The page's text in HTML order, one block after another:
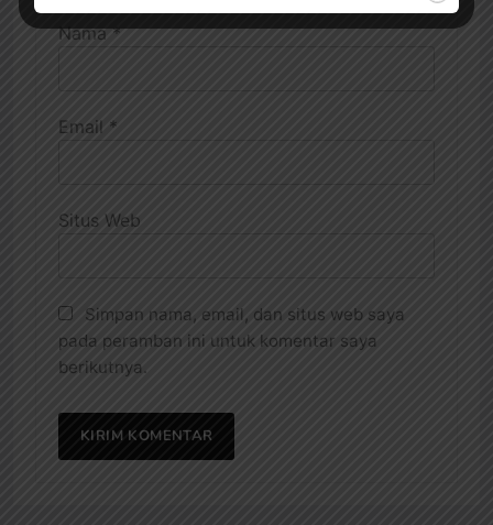
Nama*
Email *
Situs Web
Simpan nama, email, dan situs web saya
pada peramban ini untuk komentar saya
berikutnya.